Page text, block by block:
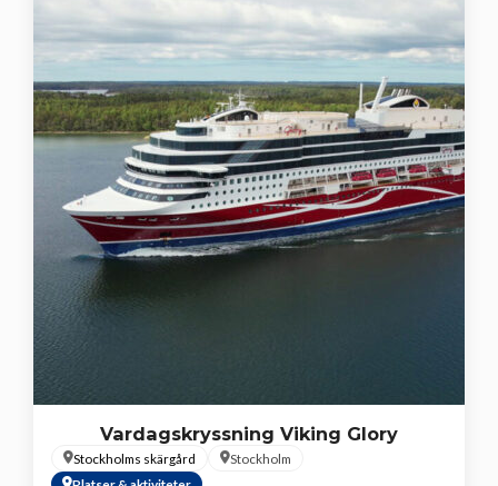
Vardagskryssning Viking Glory
Stockholms skärgård
Stockholm